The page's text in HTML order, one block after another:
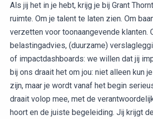
Als jij het in je hebt, krijg je bij Grant
ruimte. Om je talent te laten zien. Om
verzetten voor toonaangevende klanten.
belastingadvies, (duurzame)
of impactdashboards: we willen dat jij
bij ons draait het om jou: niet alleen kun
zijn, maar je wordt vanaf het begin
draait volop mee, met de
hoort en de juiste begeleiding. Jij krijgt